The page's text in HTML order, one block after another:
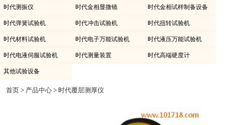
·时代测振仪 ·时代金相显微镜 ·时代金相试样制备设备
·时代弹簧试验机 ·时代冲击试验机 ·时代扭转试验机
·时代材料试验机 ·时代电子万能试验机 ·时代液压万能试验机
·时代电液伺服试验机 ·时代测量装置 ·时代高端硬度计
·其他试验设备
京亦庄开发区-天津滨海开发区-秦皇岛经济开发区-太原经济开发区-呼和浩特经济开
开发区-虹桥经济开发区-北京时代集团厂家官方网站漕河泾开发区-连云港开发区-南
通开发区-青岛-深圳-杭州-淮安-连云港-西安开发区-兰州开发区-西宁开发区-银川开发
首页 > 产品中心 > 时代覆层测厚仪